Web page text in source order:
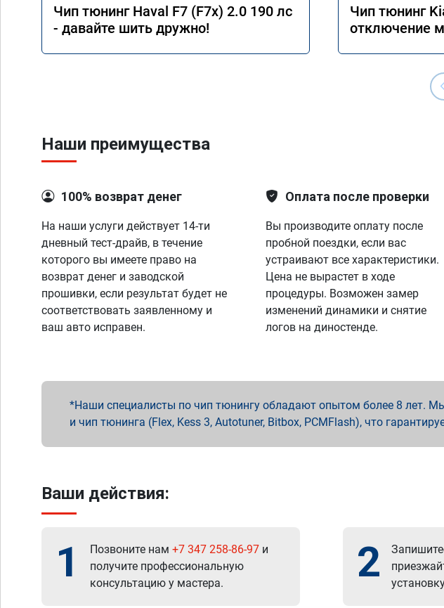
Чип тюнинг Haval F7 (F7x) 2.0 190 лс
- давайте шить дружно!
Чип тюнинг
отключение
Наши преимущества
100% возврат денег
На наши услуги действует 14-ти
дневный тест-драйв, в течение
которого вы имеете право на
возврат денег и заводской
прошивки, если результат будет не
соответствовать заявленному и
ваш авто исправен.
Оплата после проверки
Вы производите оплату после
пробной поездки, если вас
устраивают все характеристики.
Цена не вырастет в ходе
процедуры. Возможен замер
изменений динамики и снятие
логов на диностенде.
Наши специалисты по чип тюнингу обладают опытом более 8 лет.
и чип тюнинга (Flex, Kess 3, Autotuner, Bitbox, PCMFlash), что
Ваши действия:
1 Позвоните нам +7 347 258-86-97 и
получите профессиональную
консультацию у мастера.
2